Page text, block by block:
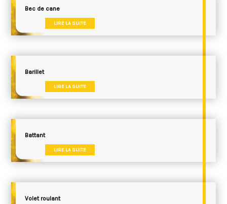
Bec de cane
LIRE LA SUITE
Barillet
LIRE LA SUITE
Battant
LIRE LA SUITE
Volet roulant